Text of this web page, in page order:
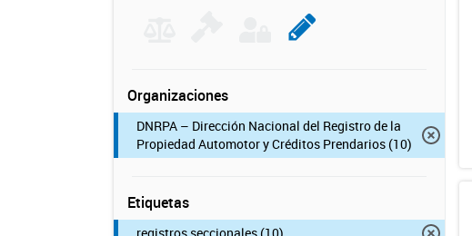
Organizaciones
DNRPA – Dirección Nacional del Registro de la
Propiedad Automotor y Créditos Prendarios (10)
Etiquetas